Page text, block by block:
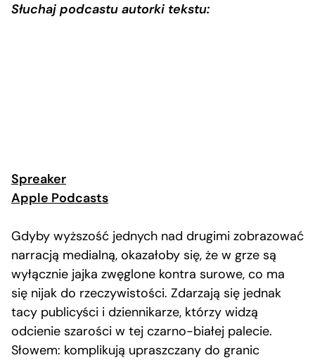
Słuchaj podcastu autorki tekstu:
Spreaker
Apple Podcasts
Gdyby wyższość jednych nad drugimi zobrazować
narracją medialną, okazałoby się, że w grze są
wyłącznie jajka zwęglone kontra surowe, co ma
się nijak do rzeczywistości. Zdarzają się jednak
tacy publicyści i dziennikarze, którzy widzą
odcienie szarości w tej czarno-białej palecie.
Słowem: komplikują upraszczany do granic